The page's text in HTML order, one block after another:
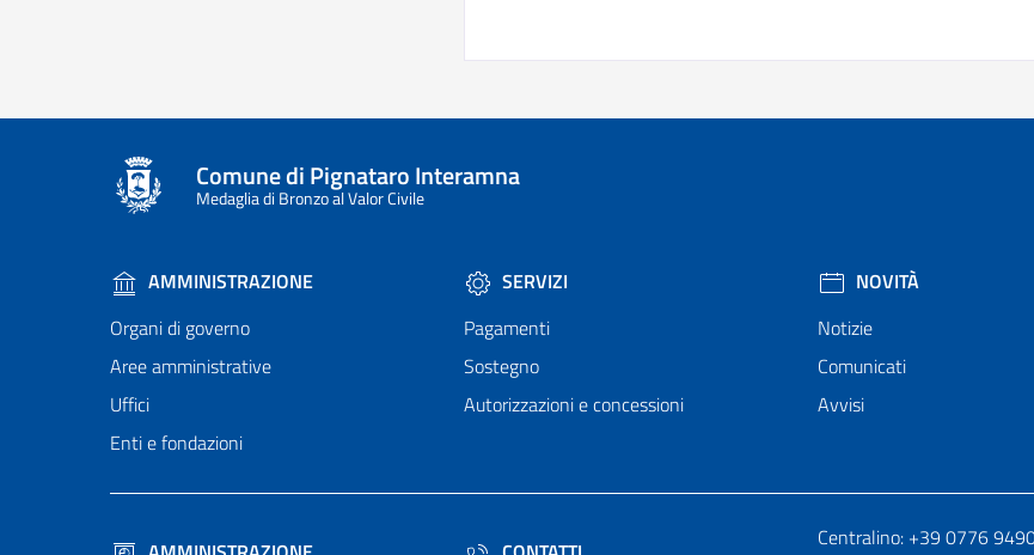
Comune di Pignataro Interamna
Medaglia di Bronzo al Valor Civile
AMMINISTRAZIONE
Organi di governo
Aree amministrative
Uffici
Enti e fondazioni
SERVIZI
Pagamenti
Sostegno
Autorizzazioni e concessioni
NOVITÀ
Notizie
Comunicati
Avvisi
Numeri utili
Centralino: +39 0776